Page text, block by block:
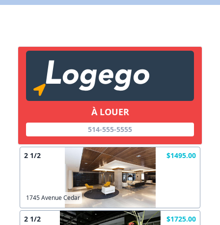
À LOUER
514-555-5555
2 1/2 $1495.00
1745 Avenue Cedar
2 1/2 $1725.00
Lien vers inscription (sera inclus dans courriel)
Copier lien
X Fermer Envoyez
X Fermer